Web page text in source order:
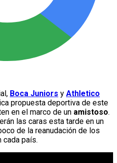
Boca Juniors y Athletico
propuesta deportiva de este
en el marco de un amistoso.
las caras esta tarde en un
de la reanudación de los
país.